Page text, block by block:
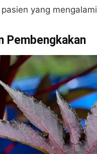
yang
Pembengkakan